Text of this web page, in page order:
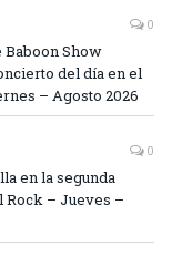
0
Baboon Show
del día en el
– Agosto 2026
0
en la segunda
Rock – Jueves –